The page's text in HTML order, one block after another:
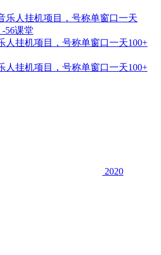
人挂机项目，号称单窗口一天100+
人挂机项目，号称单窗口一天100+
2020